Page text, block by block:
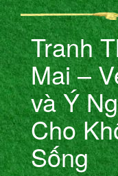
Tranh
Mai –
và Ý
Cho
Sống